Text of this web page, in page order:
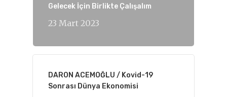
Gelecek İçin Birlikte Çalışalım
23 Mart 2023
DARON ACEMOĞLU / Kovid-19
Sonrası Dünya Ekonomisi